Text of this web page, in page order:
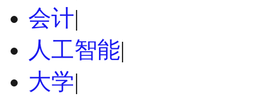
会计|
人工智能|
大学|